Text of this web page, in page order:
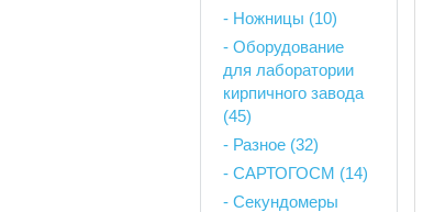
- Ножницы (10)
- Оборудование
для лаборатории
кирпичного завода
(45)
- Разное (32)
- САРТОГОСМ (14)
- Секундомеры